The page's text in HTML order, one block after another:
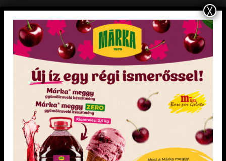
Selma Kis Rákóczi tölcsér 560 db
Dia-Wellness Gluténmentes Máktöltelék
Oliferm mangó
KIEMELT TERMÉKEK
X